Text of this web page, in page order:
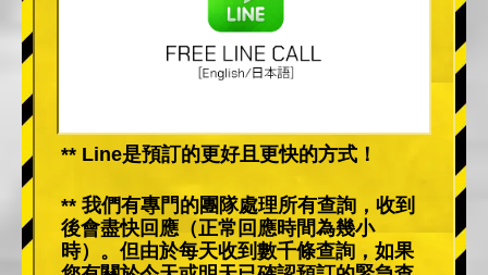
** Line是預訂的更好且更快的方式！
** 我們有專門的團隊處理所有查詢，收到
後會盡快回應（正常回應時間為幾小
時）。但由於每天收到數千條查詢，如果